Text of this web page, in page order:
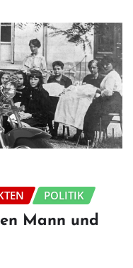
POLITIK
Mann und